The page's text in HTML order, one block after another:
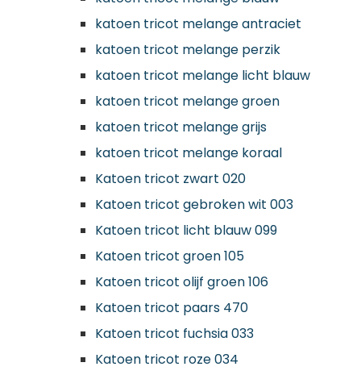
katoen tricot melange antraciet
katoen tricot melange perzik
katoen tricot melange licht blauw
katoen tricot melange groen
katoen tricot melange grijs
katoen tricot melange koraal
Katoen tricot zwart 020
Katoen tricot gebroken wit 003
Katoen tricot licht blauw 099
Katoen tricot groen 105
Katoen tricot olijf groen 106
Katoen tricot paars 470
Katoen tricot fuchsia 033
Katoen tricot roze 034